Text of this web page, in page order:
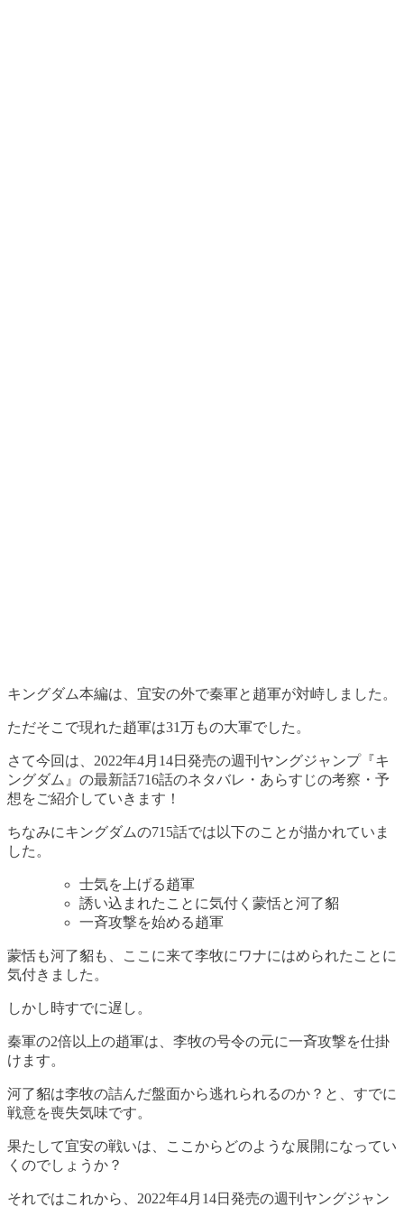
キングダム本編は、宜安の外で秦軍と趙軍が対峙しました。
ただそこで現れた趙軍は31万もの大軍でした。
さて今回は、2022年4月14日発売の週刊ヤングジャンプ『キ
ングダム』の最新話716話のネタバレ・あらすじの考察・予
想をご紹介していきます！
ちなみにキングダムの715話では以下のことが描かれていま
した。
士気を上げる趙軍
誘い込まれたことに気付く蒙恬と河了貂
一斉攻撃を始める趙軍
蒙恬も河了貂も、ここに来て李牧にワナにはめられたことに
気付きました。
しかし時すでに遅し。
秦軍の2倍以上の趙軍は、李牧の号令の元に一斉攻撃を仕掛
けます。
河了貂は李牧の詰んだ盤面から逃れられるのか？と、すでに
戦意を喪失気味です。
果たして宜安の戦いは、ここからどのような展開になってい
くのでしょうか？
それではこれから、2022年4月14日発売の週刊ヤングジャン